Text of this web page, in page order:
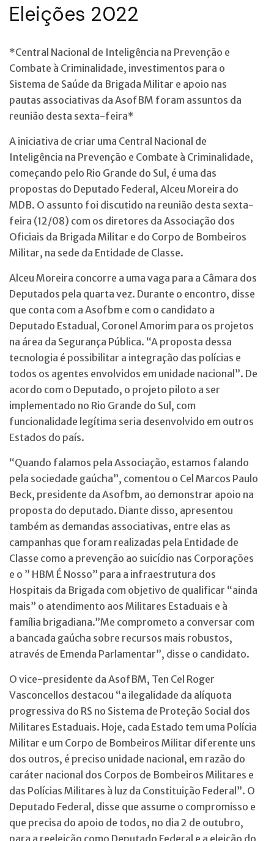
Eleições 2022
*Central Nacional de Inteligência na Prevenção e
Combate à Criminalidade, investimentos para o
Sistema de Saúde da Brigada Militar e apoio nas
pautas associativas da AsofBM foram assuntos da
reunião desta sexta-feira*
A iniciativa de criar uma Central Nacional de
Inteligência na Prevenção e Combate à Criminalidade,
começando pelo Rio Grande do Sul, é uma das
propostas do Deputado Federal, Alceu Moreira do
MDB. O assunto foi discutido na reunião desta sexta-
feira (12/08) com os diretores da Associação dos
Oficiais da Brigada Militar e do Corpo de Bombeiros
Militar, na sede da Entidade de Classe.
Alceu Moreira concorre a uma vaga para a Câmara dos
Deputados pela quarta vez. Durante o encontro, disse
que conta com a Asofbm e com o candidato a
Deputado Estadual, Coronel Amorim para os projetos
na área da Segurança Pública. “A proposta dessa
tecnologia é possibilitar a integração das polícias e
todos os agentes envolvidos em unidade nacional”. De
acordo com o Deputado, o projeto piloto a ser
implementado no Rio Grande do Sul, com
funcionalidade legítima seria desenvolvido em outros
Estados do país.
“Quando falamos pela Associação, estamos falando
pela sociedade gaúcha”, comentou o Cel Marcos Paulo
Beck, presidente da Asofbm, ao demonstrar apoio na
proposta do deputado. Diante disso, apresentou
também as demandas associativas, entre elas as
campanhas que foram realizadas pela Entidade de
Classe como a prevenção ao suicídio nas Corporações
e o ” HBM É Nosso” para a infraestrutura dos
Hospitais da Brigada com objetivo de qualificar “ainda
mais” o atendimento aos Militares Estaduais e à
família brigadiana.”Me comprometo a conversar com
a bancada gaúcha sobre recursos mais robustos,
através de Emenda Parlamentar”, disse o candidato.
O vice-presidente da AsofBM, Ten Cel Roger
Vasconcellos destacou “a ilegalidade da alíquota
progressiva do RS no Sistema de Proteção Social dos
Militares Estaduais. Hoje, cada Estado tem uma Polícia
Militar e um Corpo de Bombeiros Militar diferente uns
dos outros, é preciso unidade nacional, em razão do
caráter nacional dos Corpos de Bombeiros Militares e
das Polícias Militares à luz da Constituição Federal”. O
Deputado Federal, disse que assume o compromisso e
que precisa do apoio de todos, no dia 2 de outubro,
para a reeleição como Deputado Federal e a eleição do